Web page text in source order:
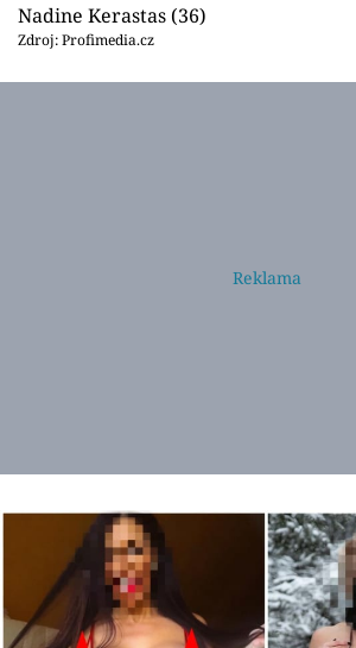
Nadine Kerastas (36)
Zdroj: Profimedia.cz